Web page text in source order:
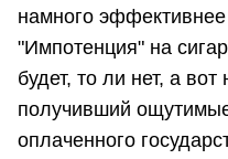
намного
"Импотенция" на
будет, то ли нет, а
получивший
оплаченного